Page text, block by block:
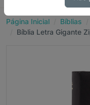
Página Inicial Bíblias
Bíblia Letra Gigante